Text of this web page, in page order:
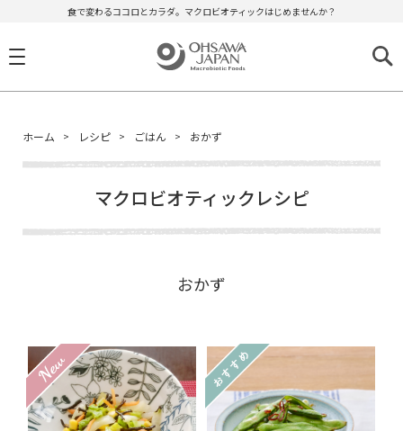
食で変わるココロとカラダ。マクロビオティックはじめませんか？
ホーム レシピ ごはん おかず
マクロビオティックレシピ
おかず